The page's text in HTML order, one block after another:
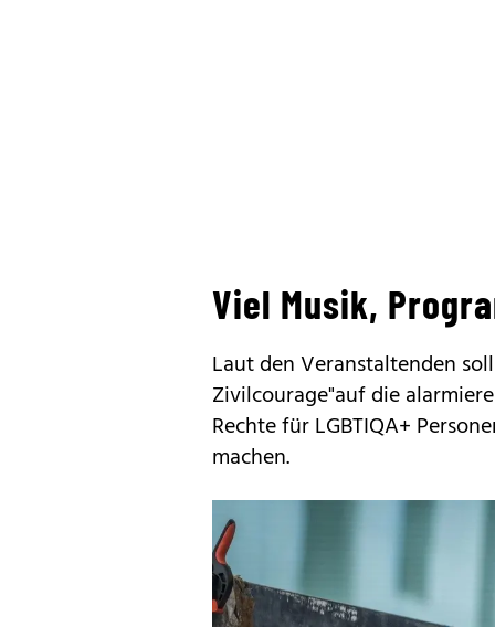
Viel Musik,
Laut den Veranstaltenden
Zivilcourage"auf die
Rechte für LGBTIQA+
machen.